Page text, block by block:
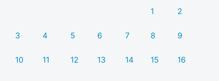
1
2
3 4 5 6 7 8 9
10 11 12 13 14 15 16